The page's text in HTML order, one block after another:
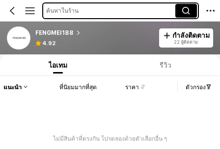
ค้นหาในร้าน
FENGMEI188
4.92
กำลังติดตาม
22 ผู้ติดตาม
ไอเทม รีวิว
แนะนำ ที่นิยมมากที่สุด ราคา ตัวกรอง
ไม่มีสินค้าที่ตรงกัน โปรดลองด้วยตัวเลือกอื่น ๆ